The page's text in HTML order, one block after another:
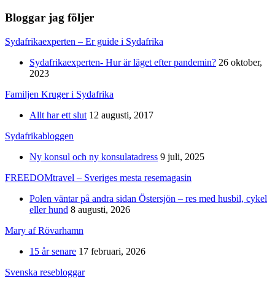
Bloggar jag följer
Sydafrikaexperten – Er guide i Sydafrika
Sydafrikaexperten- Hur är läget efter pandemin? 26 oktober,
2023
Familjen Kruger i Sydafrika
Allt har ett slut 12 augusti, 2017
Sydafrikabloggen
Ny konsul och ny konsulatadress 9 juli, 2025
FREEDOMtravel – Sveriges mesta resemagasin
Polen väntar på andra sidan Östersjön – res med husbil, cykel
eller hund 8 augusti, 2026
Mary af Rövarhamn
15 år senare 17 februari, 2026
Svenska resebloggar